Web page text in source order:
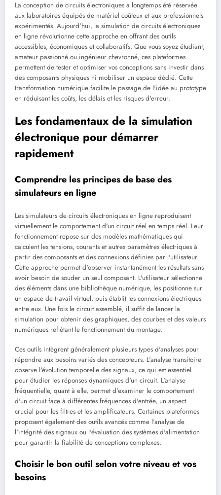
La conception de circuits électroniques a longtemps été réservée
aux laboratoires équipés de matériel coûteux et aux professionnels
expérimentés. Aujourd'hui, la simulation de circuits électroniques
en ligne révolutionne cette approche en offrant des outils
accessibles, économiques et collaboratifs. Que vous soyez étudiant,
amateur passionné ou ingénieur chevronné, ces plateformes
permettent de tester et optimiser vos conceptions sans investir dans
des composants physiques ni mobiliser un espace dédié. Cette
transformation numérique facilite le passage de l'idée au prototype
en réduisant les coûts, les délais et les risques d'erreur.
Les fondamentaux de la simulation
électronique pour démarrer
rapidement
Comprendre les principes de base des
simulateurs en ligne
Les simulateurs de circuits électroniques en ligne reproduisent
virtuellement le comportement d'un circuit réel en temps réel. Leur
fonctionnement repose sur des modèles mathématiques qui
calculent les tensions, courants et autres paramètres électriques à
partir des composants et des connexions définies par l'utilisateur.
Cette approche permet d'observer instantanément les résultats sans
avoir besoin de souder un seul composant. L'utilisateur sélectionne
des éléments dans une bibliothèque numérique, les positionne sur
un espace de travail virtuel, puis établit les connexions électriques
entre eux. Une fois le circuit assemblé, il suffit de lancer la
simulation pour obtenir des graphiques, des courbes et des valeurs
numériques reflétant le fonctionnement du montage.
Ces outils intègrent généralement plusieurs types d'analyses pour
répondre aux besoins variés des concepteurs. L'analyse transitoire
observe l'évolution temporelle des signaux, ce qui est essentiel
pour étudier les réponses dynamiques d'un circuit. L'analyse
fréquentielle, quant à elle, permet d'examiner le comportement
d'un circuit face à différentes fréquences d'entrée, un aspect
crucial pour les filtres et les amplificateurs. Certaines plateformes
proposent également des outils avancés comme l'analyse de
l'intégrité des signaux ou l'évaluation des systèmes d'alimentation
pour garantir la fiabilité de conceptions complexes.
Choisir le bon outil selon votre niveau et vos
besoins